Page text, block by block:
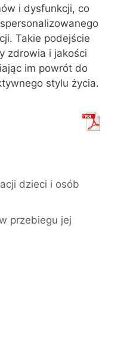
i dysfunkcji, co
Takie podejście
zdrowia i jakości
im powrót do
stylu życia.
dzieci i osób
przebiegu jej